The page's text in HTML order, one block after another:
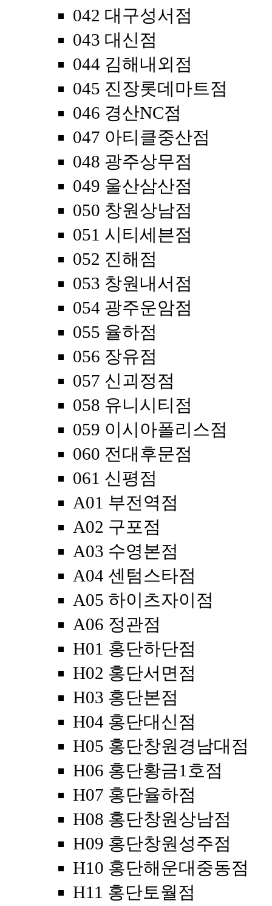
042 대구성서점
043 대신점
044 김해내외점
045 진장롯데마트점
046 경산NC점
047 아티클중산점
048 광주상무점
049 울산삼산점
050 창원상남점
051 시티세븐점
052 진해점
053 창원내서점
054 광주운암점
055 율하점
056 장유점
057 신괴정점
058 유니시티점
059 이시아폴리스점
060 전대후문점
061 신평점
A01 부전역점
A02 구포점
A03 수영본점
A04 센텀스타점
A05 하이츠자이점
A06 정관점
H01 홍단하단점
H02 홍단서면점
H03 홍단본점
H04 홍단대신점
H05 홍단창원경남대점
H06 홍단황금1호점
H07 홍단율하점
H08 홍단창원상남점
H09 홍단창원성주점
H10 홍단해운대중동점
H11 홍단토월점